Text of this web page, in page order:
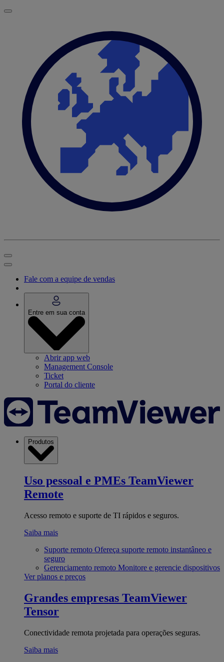
Fale com a equipe de vendas
Entre em sua conta
Abrir app web
Management Console
Ticket
Portal do cliente
Produtos
Uso pessoal e PMEs TeamViewer
Remote
Acesso remoto e suporte de TI rápidos e seguros.
Saiba mais
Suporte remoto Ofereça suporte remoto instantâneo e
seguro
Gerenciamento remoto Monitore e gerencie dispositivos
Ver planos e preços
Grandes empresas TeamViewer
Tensor
Conectividade remota projetada para operações seguras.
Saiba mais